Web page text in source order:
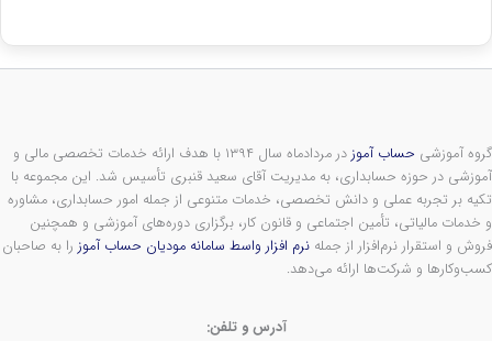
گروه آموزشی حساب آموز
در مردادماه سال ۱۳۹۴ با هدف ارائه خدمات تخصصی مالی و
آموزشی در حوزه حسابداری، به مدیریت آقای سعید قنبری تأسیس شد. این مجموعه با
تکیه بر تجربه عملی و دانش تخصصی، خدمات متنوعی از جمله امور حسابداری، مشاوره
و خدمات مالیاتی، تأمین اجتماعی و قانون کار، برگزاری دوره‌های آموزشی و همچنین
فروش و استقرار نرم‌افزار از جمله نرم افزار واسط سامانه مودیان حساب آموز را به صاحبان
کسب‌وکارها و شرکت‌ها ارائه می‌دهد.
آدرس و تلفن: